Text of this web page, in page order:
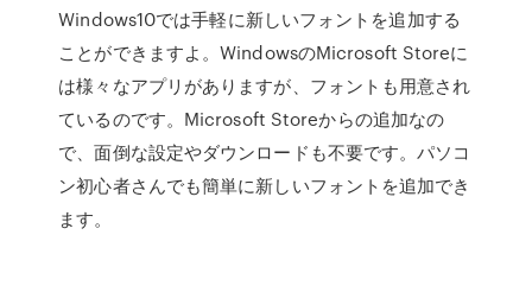
Windows10では手軽に新しいフォントを追加する
ことができますよ。WindowsのMicrosoft Storeに
は様々なアプリがありますが、フォントも用意され
ているのです。Microsoft Storeからの追加なの
で、面倒な設定やダウンロードも不要です。パソコ
ン初心者さんでも簡単に新しいフォントを追加でき
ます。